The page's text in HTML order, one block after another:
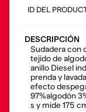
DESCRIPCIÓN
Sudadera con
tejido de
anillo Diesel
prenda y
efecto
97%algodón
s y mide 175